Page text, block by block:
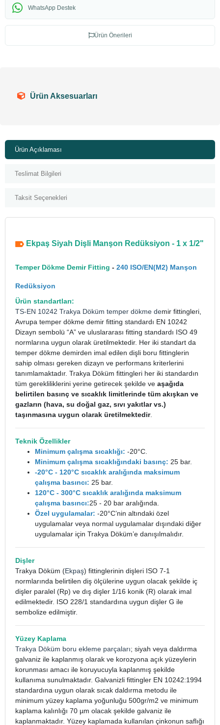
WhatsApp Destek
Ürün Önerileri
Ürün Aksesuarları
Ürün Açıklaması
Teslimat Bilgileri
Taksit Seçenekleri
Ekpaş Siyah Dişli Manşon Redüksiyon - 1 x 1/2"
Temper Dökme Demir Fitting - 240 ISO/EN(M2) Manşon
Redüksiyon
Ürün standartları:
TS-EN 10242 Trakya Döküm temper dökme demir fittingleri,
Avrupa temper dökme demir fitting standardı EN 10242
Dizayn sembolü “A” ve uluslararası fitting standardı ISO 49
normlarına uygun olarak üretilmektedir. Her iki standart da
temper dökme demirden imal edilen dişli boru fittinglerin
sahip olması gereken dizayn ve performans kriterlerini
tanımlamaktadır. Trakya Döküm fittingleri her iki standardın
tüm gerekliliklerini yerine getirecek şekilde ve aşağıda
belirtilen basınç ve sıcaklık limitlerinde tüm akışkan ve
gazların (hava, su doğal gaz, sıvı yakıtlar vs.)
taşınmasına uygun olarak üretilmektedir.
Teknik Özellikler
Minimum çalışma sıcaklığı: -20°C.
Minimum çalışma sıcaklığındaki basınç: 25 bar.
-20°C - 120°C sıcaklık aralığında maksimum
çalışma basıncı: 25 bar.
120°C - 300°C sıcaklık aralığında maksimum
çalışma basıncı:25 - 20 bar aralığında.
Özel uygulamalar: -20°C’nin altındaki özel
uygulamalar veya normal uygulamalar dışındaki diğer
uygulamalar için Trakya Döküm’e danışılmalıdır.
Dişler
Trakya Döküm (Ekpaş) fittinglerinin dişleri ISO 7-1
normlarında belirtilen diş ölçülerine uygun olacak şekilde iç
dişler paralel (Rp) ve dış dişler 1/16 konik (R) olarak imal
edilmektedir. ISO 228/1 standardına uygun dişler G ile
sembolize edilmiştir.
Yüzey Kaplama
Trakya Döküm boru ekleme parçaları; siyah veya daldırma
galvaniz ile kaplanmış olarak ve korozyona açık yüzeylerin
korunması amacı ile koruyucuyla kaplanmış şekilde
kullanıma sunulmaktadır. Galvanizli fittingler EN 10242:1994
standardına uygun olarak sıcak daldırma metodu ile
minimum yüzey kaplama yoğunluğu 500gr/m2 ve minimum
kaplama kalınlığı 70 µm olacak şekilde galvaniz ile
kaplanmaktadır. Yüzey kaplamada kullanılan çinkonun saflığı